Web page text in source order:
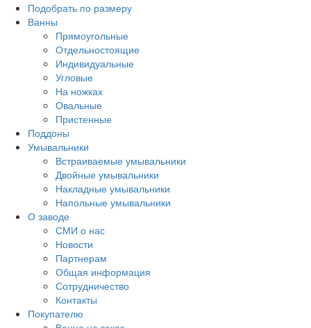
Подобрать по размеру
Ванны
Прямоугольные
Отдельностоящие
Индивидуальные
Угловые
На ножках
Овальные
Пристенные
Поддоны
Умывальники
Встраиваемые умывальники
Двойные умывальники
Накладные умывальники
Напольные умывальники
О заводе
СМИ о нас
Новости
Партнерам
Общая информация
Сотрудничество
Контакты
Покупателю